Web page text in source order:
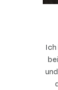
Ich